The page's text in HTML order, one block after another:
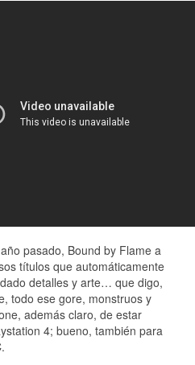
pasado, Bound by Flame a
títulos que automáticamente
detalles y arte… que digo,
todo ese gore, monstruos y
además claro, de estar
4; bueno, también para